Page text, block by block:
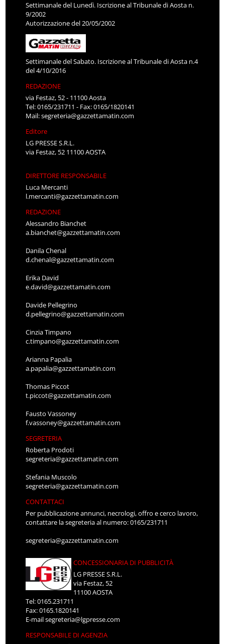
Settimanale del Lunedì. Iscrizione al Tribunale di Aosta n.
9/2002
Autorizzazione del 20/05/2002
Settimanale del Sabato. Iscrizione al Tribunale di Aosta n.4
del 4/10/2016
REDAZIONE
via Festaz, 52 - 11100 Aosta
Tel: 0165/231711 - Fax: 0165/1820141
Mail:segreteria@gazzettamatin.com
Editore
LG PRESSE S.R.L.
via Festaz, 52 11100 AOSTA
DIRETTORE RESPONSABILE
Luca Mercanti
l.mercanti@gazzettamatin.com
REDAZIONE
Alessandro Bianchet
a.bianchet@gazzettamatin.com
Danila Chenal
d.chenal@gazzettamatin.com
Erika David
e.david@gazzettamatin.com
Davide Pellegrino
d.pellegrino@gazzettamatin.com
Cinzia Timpano
c.timpano@gazzettamatin.com
Arianna Papalia
a.papalia@gazzettamatin.com
Thomas Piccot
t.piccot@gazzettamatin.com
Fausto Vassoney
f.vassoney@gazzettamatin.com
SEGRETERIA
Roberta Prodoti
segreteria@gazzettamatin.com
Stefania Muscolo
segreteria@gazzettamatin.com
CONTATTACI
Per pubblicazione annunci, necrologi, offro e cerco lavoro,
contattare la segreteria al numero: 0165/231711
segreteria@gazzettamatin.com
CONCESSIONARIA DI PUBBLICITÀ
LG PRESSE S.R.L.
via Festaz, 52
11100 AOSTA
Tel: 0165.231711
Fax: 0165.1820141
E-mailsegreteria@lgpresse.com
RESPONSABILE DI AGENZIA